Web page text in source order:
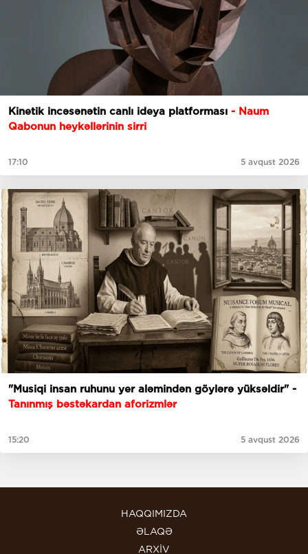
Kinetik incəsənətin canlı ideya platforması - Naum
Qabonun heykəllərinin sirri
17:10 5 avqust 2026
"Musiqi insan ruhunu yer aləmindən göylərə yüksəldir" -
Tanınmış bəstəkardan aforizmlər
15:20 5 avqust 2026
HAQQIMIZDA
ƏLAQƏ
ARXİV